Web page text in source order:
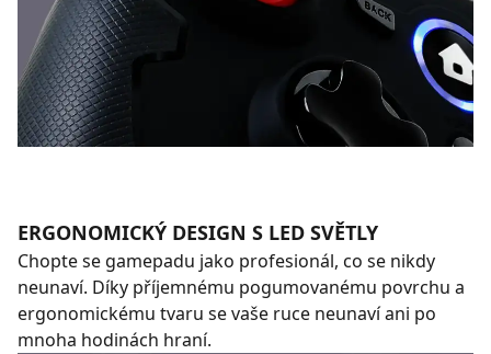
ERGONOMICKÝ DESIGN S LED SVĚTLY
Chopte se gamepadu jako profesionál, co se nikdy
neunaví. Díky příjemnému pogumovanému povrchu a
ergonomickému tvaru se vaše ruce neunaví ani po
mnoha hodinách hraní.